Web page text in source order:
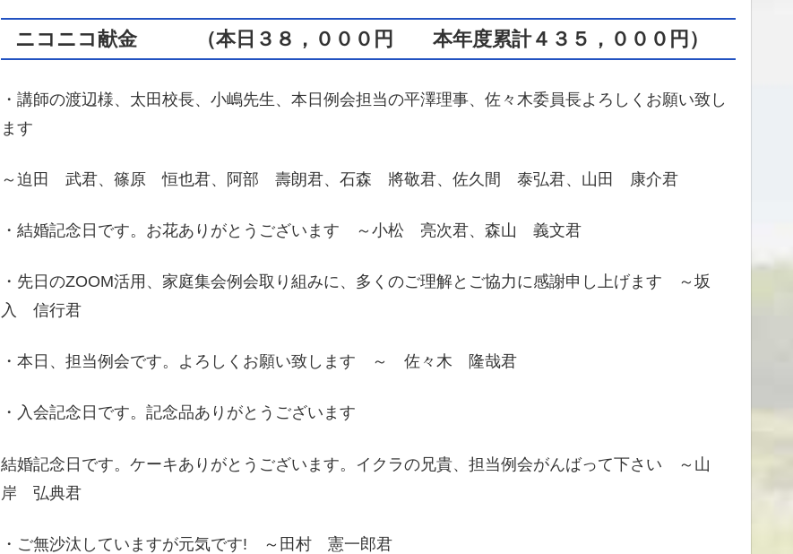
ニコニコ献金 （本日３８，０００円 本年度累計４３５，０００円 ）
・講師の渡辺様、太田校長、小嶋先生、本日例会担当の平澤理事、佐々木委員長よろしくお願い致し
ます
～迫田 武君、篠原 恒也君、阿部 壽朗君、石森 將敬君、佐久間 泰弘君、山田 康介君
・結婚記念日です。お花ありがとうございます ～小松 亮次君、森山 義文君
・先日のZOOM活用、家庭集会例会取り組みに、多くのご理解とご協力に感謝申し上げます ～坂
入 信行君
・本日、担当例会です。よろしくお願い致します ～ 佐々木 隆哉君
・入会記念日です。記念品ありがとうございます
結婚記念日です。ケーキありがとうございます。イクラの兄貴、担当例会がんばって下さい ～山
岸 弘典君
・ご無沙汰していますが元気です! ～田村 憲一郎君